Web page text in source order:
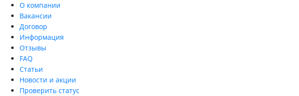
О компании
Вакансии
Договор
Информация
Отзывы
FAQ
Статьи
Новости и акции
Проверить статус